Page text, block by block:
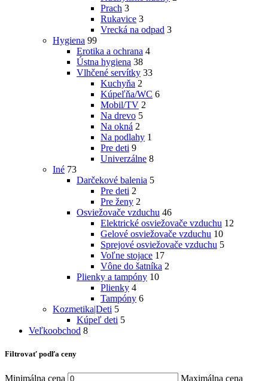
Prach 3
Rukavice 3
Vrecká na odpad 3
Hygiena 99
Erotika a ochrana 4
Ústna hygiena 38
Vlhčené servítky 33
Kuchyňa 2
Kúpeľňa/WC 6
Mobil/TV 2
Na drevo 5
Na okná 2
Na podlahy 1
Pre deti 9
Univerzálne 8
Iné 73
Darčekové balenia 5
Pre deti 2
Pre ženy 2
Osviežovače vzduchu 46
Elektrické osviežovače vzduchu 12
Gelové osviežovače vzduchu 10
Sprejové osviežovače vzduchu 5
Voľne stojace 17
Vône do šatníka 2
Plienky a tampóny 10
Plienky 4
Tampóny 6
Kozmetika|Deti 5
Kúpeľ deti 5
Veľkoobchod 8
Filtrovať podľa ceny
Minimálna cena Maximálna cena